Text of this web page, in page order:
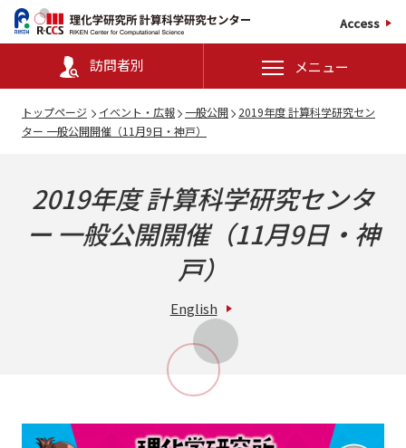
Access
訪問者別 メニュー
トップページ イベント・広報 一般公開
2019年度 計算科学研究セン
ター 一般公開開催（11月9日・神戸）
2019年度 計算科学研究センタ
ー 一般公開開催（11月9日・神
戸）
English